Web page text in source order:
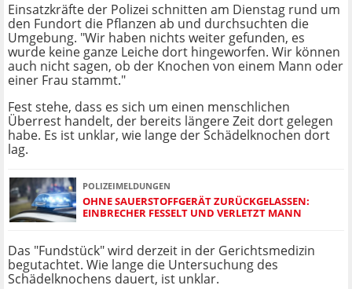
Einsatzkräfte der Polizei schnitten am Dienstag rund um
den Fundort die Pflanzen ab und durchsuchten die
Umgebung. "Wir haben nichts weiter gefunden, es
wurde keine ganze Leiche dort hingeworfen. Wir können
auch nicht sagen, ob der Knochen von einem Mann oder
einer Frau stammt."
Fest stehe, dass es sich um einen menschlichen
Überrest handelt, der bereits längere Zeit dort gelegen
habe. Es ist unklar, wie lange der Schädelknochen dort
lag.
POLIZEIMELDUNGEN
OHNE SAUERSTOFFGERÄT ZURÜCKGELASSEN:
EINBRECHER FESSELT UND VERLETZT MANN
Das "Fundstück" wird derzeit in der Gerichtsmedizin
begutachtet. Wie lange die Untersuchung des
Schädelknochens dauert, ist unklar.